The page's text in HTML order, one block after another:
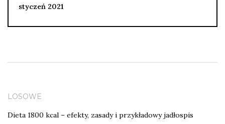
styczeń 2021
LOSOWE
Dieta 1800 kcal – efekty, zasady i przykładowy jadłospis